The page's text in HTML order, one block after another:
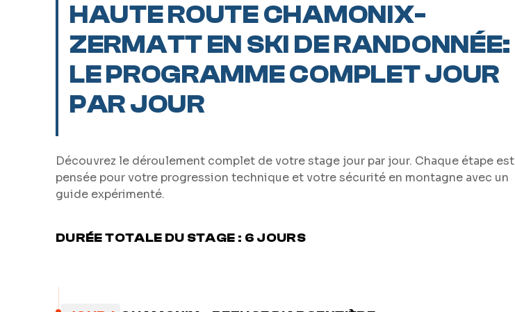
HAUTE ROUTE CHAMONIX-
ZERMATT EN SKI DE RANDONNÉE:
LE PROGRAMME COMPLET JOUR
PAR JOUR
Découvrez le déroulement complet de votre stage jour par jour. Chaque étape est
pensée pour votre progression technique et votre sécurité en montagne avec un
guide expérimenté.
DURÉE TOTALE DU STAGE : 6 JOURS